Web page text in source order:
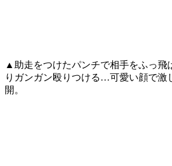
▲助走をつけたパンチで相手をふっ飛
りガンガン殴りつける…可愛い顔で激
開。